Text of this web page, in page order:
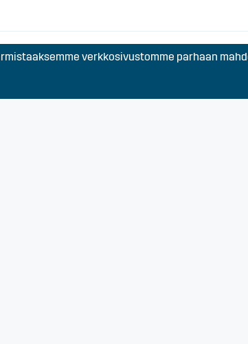
Koneistaja Turkuunverkkosivustomme parhaan